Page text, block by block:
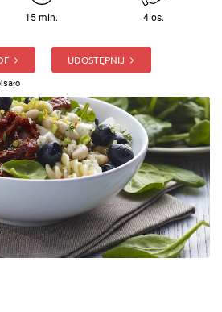
15 min. 4 os.
UDOSTĘPNIJ